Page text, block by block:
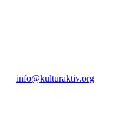
info@kulturaktiv.org